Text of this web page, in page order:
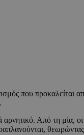
που προκαλείται
Από τη μία, οι